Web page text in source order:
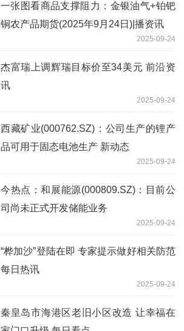
一张图看商品支撑阻力：金银油气+铂钯
铜农产品期货(2025年9月24日)|播资讯
2025-09-24
杰富瑞上调辉瑞目标价至34美元 前沿资
讯
2025-09-24
西藏矿业(000762.SZ)：公司生产的锂产
品可用于固态电池生产 新动态
2025-09-24
今热点：和展能源(000809.SZ)：目前公
司尚未正式开发储能业务
2025-09-24
“桦加沙”登陆在即 专家提示做好相关防范
每日热讯
2025-09-24
秦皇岛市海港区老旧小区改造 让幸福在